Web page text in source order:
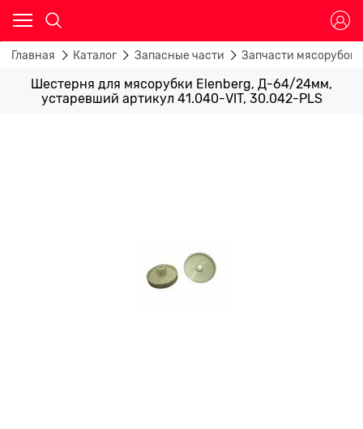
Главная Каталог Запасные части Запчасти мясорубок
Шестерня для мясорубки Elenberg, Д-64/24мм,
устаревший артикул 41.040-VIT, 30.042-PLS